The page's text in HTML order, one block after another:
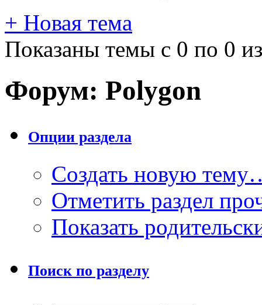
+ Новая тема
Показаны темы с 0 по 0
Форум: Polygon
Опции раздела
Создать новую
Отметить раздел
Показать
Поиск по разделу